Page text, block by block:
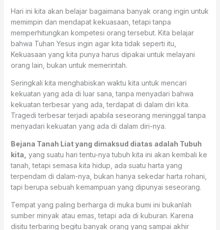
Hari ini kita akan belajar bagaimana banyak orang ingin untuk
memimpin dan mendapat kekuasaan, tetapi tanpa
memperhitungkan kompetesi orang tersebut. Kita belajar
bahwa Tuhan Yesus ingin agar kita tidak seperti itu,
Kekuasaan yang kita punya harus dipakai untuk melayani
orang lain, bukan untuk memerintah.
Seringkali kita menghabiskan waktu kita untuk mencari
kekuatan yang ada di luar sana, tanpa menyadari bahwa
kekuatan terbesar yang ada, terdapat di dalam diri kita.
Tragedi terbesar terjadi apabila seseorang meninggal tanpa
menyadari kekuatan yang ada di dalam diri-nya.
Bejana Tanah Liat yang dimaksud diatas adalah Tubuh
kita, yang suatu hari tentu-nya tubuh kita ini akan kembali ke
tanah, tetapi semasa kita hidup, ada suatu harta yang
terpendam di dalam-nya, bukan hanya sekedar harta rohani,
tapi berupa sebuah kemampuan yang dipunyai seseorang.
Tempat yang paling berharga di muka bumi ini bukanlah
sumber minyak atau emas, tetapi ada di kuburan. Karena
disitu terbaring begitu banyak orang yang sampai akhir